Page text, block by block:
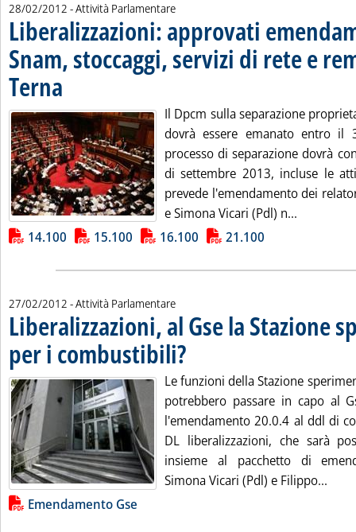
28/02/2012 - Attività Parlamentare
Liberalizzazioni: approvati
Snam, stoccaggi, servizi di rete e
Terna . Pubblicata martedì 28 febbraio 2012 alle 11.0.
Il Dpcm sulla separazione
dovrà essere emanato entro
processo di separazione dovrà
di settembre 2013, incluse le
prevede l'emendamento dei
e Simona Vicari (Pdl) n...
Lista allegati PDF alla notizia
14.100 15.100 16.100 21.100
27/02/2012 - Attività Parlamentare
Liberalizzazioni, al Gse la Stazione
per i combustibili?. Pubblicata lunedì 27 febbraio 2012 alle
Le funzioni della Stazione
potrebbero passare in capo al
l'emendamento 20.0.4 al ddl di
DL liberalizzazioni, che sarà
insieme al pacchetto di
Simona Vicari (Pdl) e Filippo...
Lista allegati PDF alla notizia
Emendamento Gse